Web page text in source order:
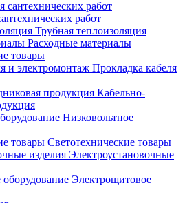
работ
Трубная теплоизоляция
Расходные материалы
товары
Прокладка кабеля
Кабельно-
Низковольтное
Светотехнические товары
Электроустановочные
Электрощитовое